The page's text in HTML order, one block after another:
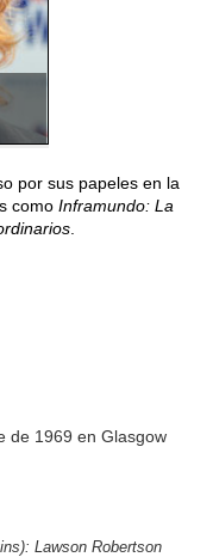
por sus papeles en la
como Inframundo: La
de 1969 en Glasgow
: Lawson Robertson